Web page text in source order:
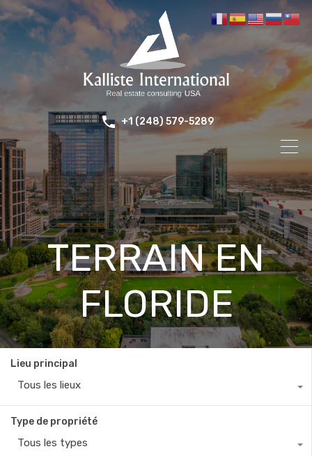
+1 (248) 579-5289
TERRAIN EN
FLORIDE
Lieu principal
Tous les lieux
Type de propriété
Tous les types